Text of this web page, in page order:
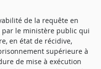
de la requête en
par le ministère public qui
en état de récidive,
supérieure à
de mise à exécution